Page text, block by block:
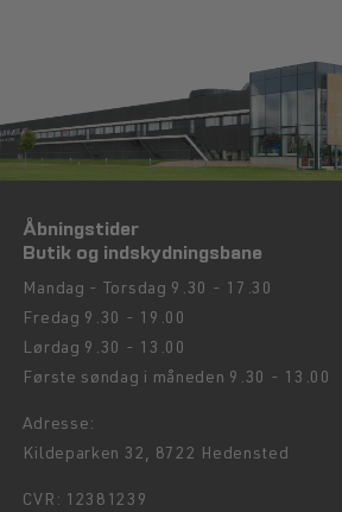
Åbningstider
Butik og indskydningsbane
Mandag - Torsdag 9.30 - 17.30
Fredag 9.30 - 19.00
Lørdag 9.30 - 13.00
Første søndag i måneden 9.30 - 13.00
Adresse:
Kildeparken 32, 8722 Hedensted
CVR: 12381239